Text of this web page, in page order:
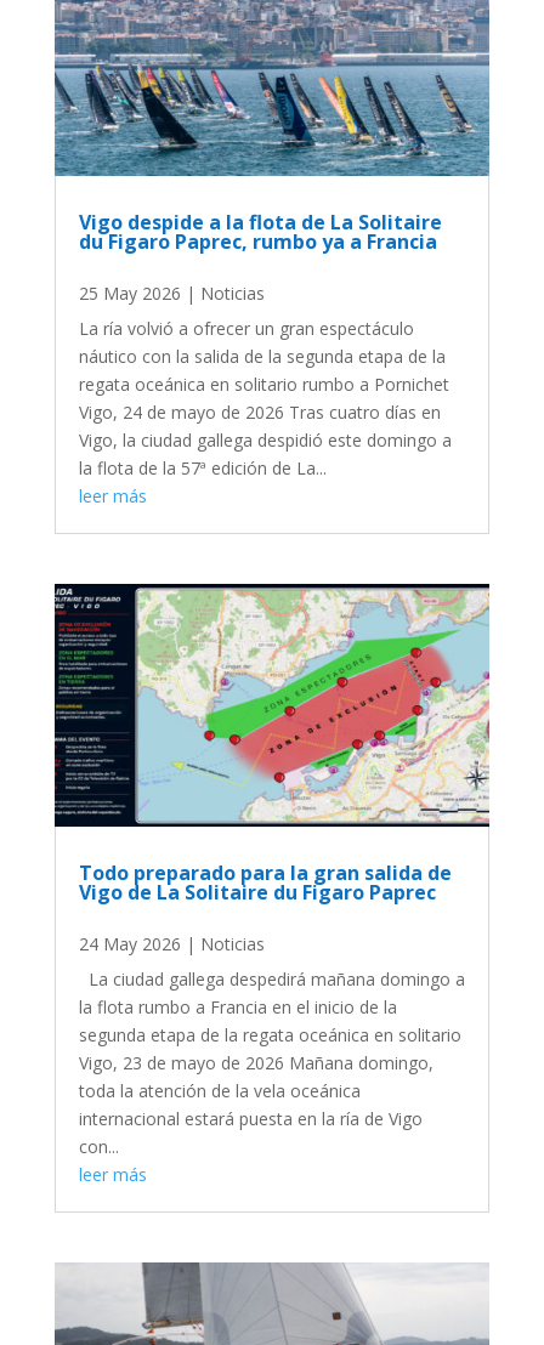
Vigo despide a la flota de La Solitaire
du Figaro Paprec, rumbo ya a Francia
25 May 2026 | Noticias
La ría volvió a ofrecer un gran espectáculo
náutico con la salida de la segunda etapa de la
regata oceánica en solitario rumbo a Pornichet
Vigo, 24 de mayo de 2026 Tras cuatro días en
Vigo, la ciudad gallega despidió este domingo a
la flota de la 57ª edición de La...
leer más
Todo preparado para la gran salida de
Vigo de La Solitaire du Figaro Paprec
24 May 2026 | Noticias
La ciudad gallega despedirá mañana domingo a
la flota rumbo a Francia en el inicio de la
segunda etapa de la regata oceánica en solitario
Vigo, 23 de mayo de 2026 Mañana domingo,
toda la atención de la vela oceánica
internacional estará puesta en la ría de Vigo
con...
leer más